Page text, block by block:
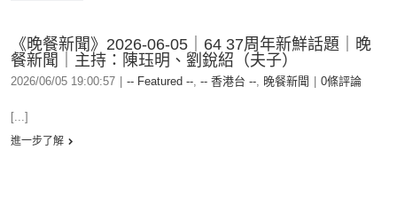
《晚餐新聞》2026-06-05｜64 37周年新鮮話題｜晚
餐新聞｜主持：陳珏明、劉銳紹（夫子）
2026/06/05 19:00:57 -- Featured --, -- 香港台 --, 晚餐新聞 0條評論
[...]
進一步了解